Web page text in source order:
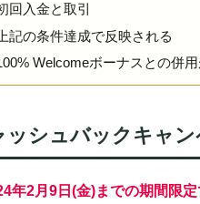
回入金と取引
記の条件達成で反映される
Welcomeボーナスとの併用
ッシュバックキャン
年2月9日(金)までの期間限